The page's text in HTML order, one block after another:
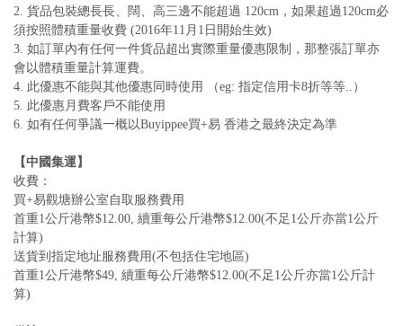
2. 貨品包裝總長長、闊、高三邊不能超過 120cm，如果超過120cm必
須按照體積重量收費 (2016年11月1日開始生效)
3. 如訂單內有任何一件貨品超出實際重量優惠限制，那整張訂單亦
會以體積重量計算運費。
4. 此優惠不能與其他優惠同時使用 （eg: 指定信用卡8折等等..）
5. 此優惠月費客戶不能使用
6. 如有任何爭議一概以Buyippee買+易 香港之最終決定為準
【中國集運】
收費：
買+易觀塘辦公室自取服務費用
首重1公斤港幣$12.00, 續重每公斤港幣$12.00(不足1公斤亦當1公斤
計算)
送貨到指定地址服務費用(不包括住宅地區)
首重1公斤港幣$49, 續重每公斤港幣$12.00(不足1公斤亦當1公斤計
算)